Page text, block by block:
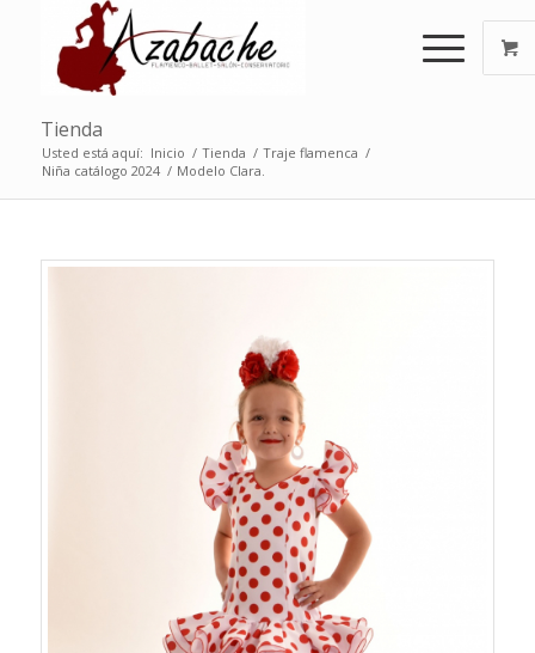
Tienda
Usted está aquí: Inicio / Tienda / Traje flamenca /
Niña catálogo 2024 / Modelo Clara.